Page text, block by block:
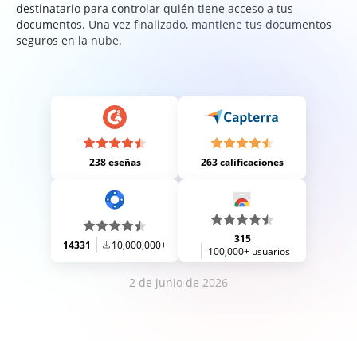
destinatario para controlar quién tiene acceso a tus
documentos. Una vez finalizado, mantiene tus documentos
seguros en la nube.
238 eseñas 263 calificaciones
14331 10,000,000+
315
100,000+ usuarios
2 de junio de 2026